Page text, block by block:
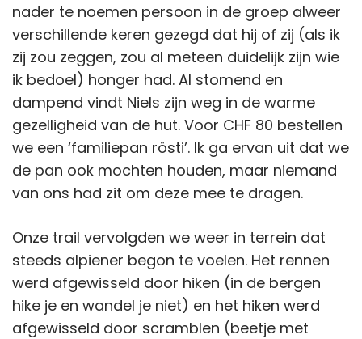
nader te noemen persoon in de groep alweer
verschillende keren gezegd dat hij of zij (als ik
zij zou zeggen, zou al meteen duidelijk zijn wie
ik bedoel) honger had. Al stomend en
dampend vindt Niels zijn weg in de warme
gezelligheid van de hut. Voor CHF 80 bestellen
we een ‘familiepan rösti’. Ik ga ervan uit dat we
de pan ook mochten houden, maar niemand
van ons had zit om deze mee te dragen.
Onze trail vervolgden we weer in terrein dat
steeds alpiener begon te voelen. Het rennen
werd afgewisseld door hiken (in de bergen
hike je en wandel je niet) en het hiken werd
afgewisseld door scramblen (beetje met